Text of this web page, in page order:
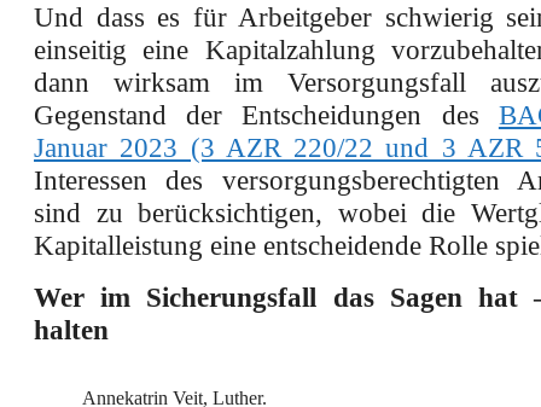
Und dass es für Arbeitgeber schwierig
einseitig eine Kapitalzahlung
dann wirksam im Versorgungsfall
Gegenstand der Entscheidungen des
Januar 2023 (3 AZR 220/22 und 3 AZR
Interessen des versorgungsberechtigten
sind zu berücksichtigen, wobei die
Kapitalleistung eine entscheidende Rolle
Wer im Sicherungsfall das Sagen
halten
Annekatrin Veit, Luther.